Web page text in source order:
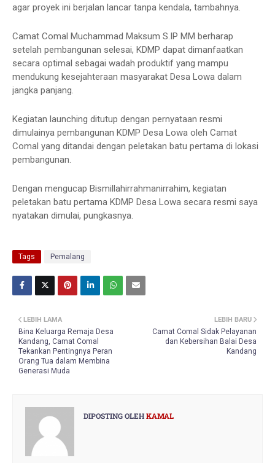
agar proyek ini berjalan lancar tanpa kendala, tambahnya.
Camat Comal Muchammad Maksum S.IP MM berharap
setelah pembangunan selesai, KDMP dapat dimanfaatkan
secara optimal sebagai wadah produktif yang mampu
mendukung kesejahteraan masyarakat Desa Lowa dalam
jangka panjang.
Kegiatan launching ditutup dengan pernyataan resmi
dimulainya pembangunan KDMP Desa Lowa oleh Camat
Comal yang ditandai dengan peletakan batu pertama di lokasi
pembangunan.
Dengan mengucap Bismillahirrahmanirrahim, kegiatan
peletakan batu pertama KDMP Desa Lowa secara resmi saya
nyatakan dimulai, pungkasnya.
Tags Pemalang
LEBIH BARU
Camat Comal Sidak Pelayanan
dan Kebersihan Balai Desa
Kandang
LEBIH LAMA
Bina Keluarga Remaja Desa
Kandang, Camat Comal
Tekankan Pentingnya Peran
Orang Tua dalam Membina
Generasi Muda
DIPOSTING OLEHKAMAL